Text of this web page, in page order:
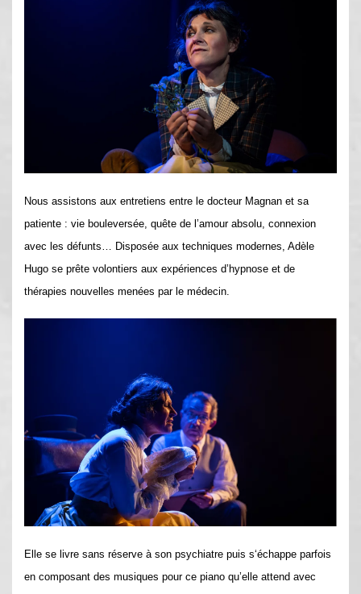
Nous assistons aux entretiens entre le docteur Magnan et sa
patiente : vie bouleversée, quête de l’amour absolu, connexion
avec les défunts… Disposée aux techniques modernes, Adèle
Hugo se prête volontiers aux expériences d’hypnose et de
thérapies nouvelles menées par le médecin.
Elle se livre sans réserve à son psychiatre puis s‘échappe parfois
en composant des musiques pour ce piano qu’elle attend avec